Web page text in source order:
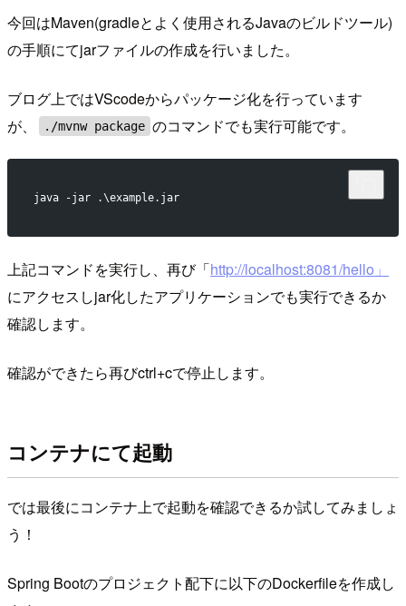
今回はMaven(gradleとよく使用されるJavaのビルドツール)
の手順にてjarファイルの作成を行いました。
ブログ上ではVScodeからパッケージ化を行っています
が、
./mvnw package のコマンドでも実行可能です。
java -jar .\example.jar
上記コマンドを実行し、再び「http://localhost:8081/hello」
にアクセスしjar化したアプリケーションでも実行できるか
確認します。
確認ができたら再びctrl+cで停止します。
コンテナにて起動
では最後にコンテナ上で起動を確認できるか試してみましょ
う！
Spring Bootのプロジェクト配下に以下のDockerfileを作成し